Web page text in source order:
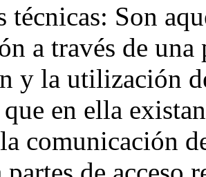
técnicas: Son
a través de
y la utilización
en ella
comunicación